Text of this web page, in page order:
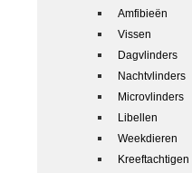
Amfibieën
Vissen
Dagvlinders
Nachtvlinders
Microvlinders
Libellen
Weekdieren
Kreeftachtigen